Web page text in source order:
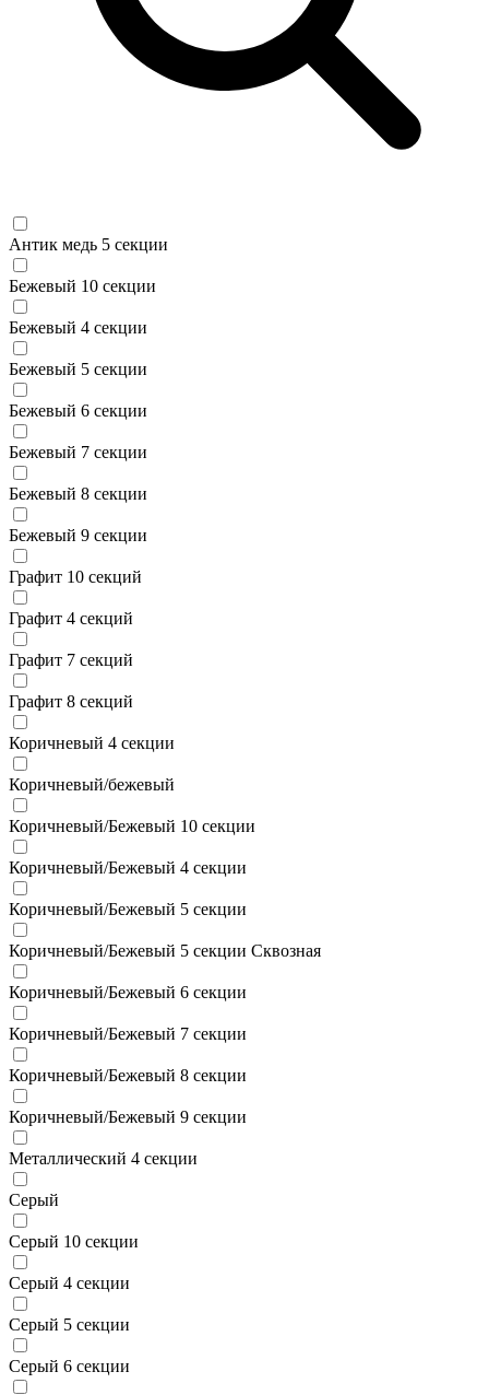
Антик медь 5 секции
Бежевый 10 секции
Бежевый 4 секции
Бежевый 5 секции
Бежевый 6 секции
Бежевый 7 секции
Бежевый 8 секции
Бежевый 9 секции
Графит 10 секций
Графит 4 секций
Графит 7 секций
Графит 8 секций
Коричневый 4 секции
Коричневый/бежевый
Коричневый/Бежевый 10 секции
Коричневый/Бежевый 4 секции
Коричневый/Бежевый 5 секции
Коричневый/Бежевый 5 секции Сквозная
Коричневый/Бежевый 6 секции
Коричневый/Бежевый 7 секции
Коричневый/Бежевый 8 секции
Коричневый/Бежевый 9 секции
Металлический 4 секции
Серый
Серый 10 секции
Серый 4 секции
Серый 5 секции
Серый 6 секции